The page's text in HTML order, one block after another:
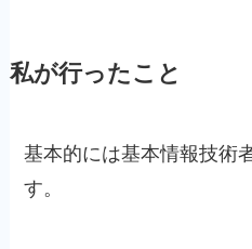
私が行ったこと
基本的には基本情報技術
す。